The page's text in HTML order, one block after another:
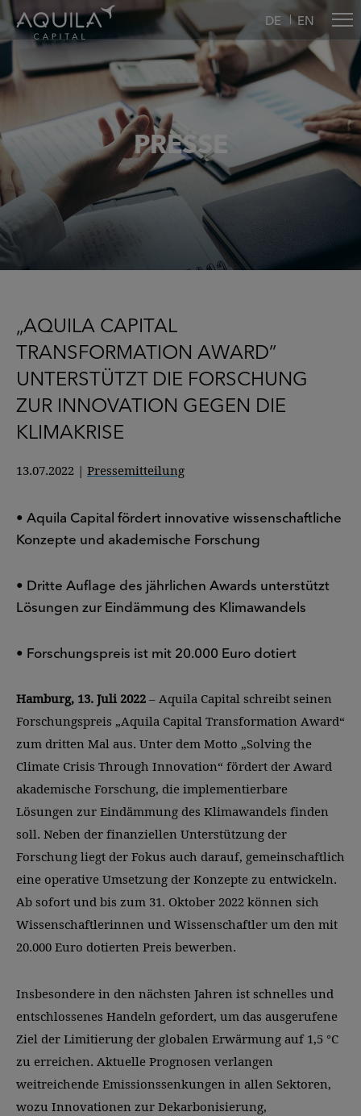
DE EN
PRESSE
„AQUILA CAPITAL
TRANSFORMATION AWARD”
UNTERSTÜTZT DIE FORSCHUNG
ZUR INNOVATION GEGEN DIE
KLIMAKRISE
13.07.2022 | Pressemitteilung
• Aquila Capital fördert innovative wissenschaftliche
Konzepte und akademische Forschung
• Dritte Auflage des jährlichen Awards unterstützt
Lösungen zur Eindämmung des Klimawandels
• Forschungspreis ist mit 20.000 Euro dotiert
Hamburg, 13. Juli 2022 – Aquila Capital schreibt seinen
Forschungspreis „Aquila Capital Transformation Award“
zum dritten Mal aus. Unter dem Motto „Solving the
Climate Crisis Through Innovation“ fördert der Award
akademische Forschung, die implementierbare
Lösungen zur Eindämmung des Klimawandels finden
soll. Neben der finanziellen Unterstützung der
Forschung liegt der Fokus auch darauf, gemeinschaftlich
eine operative Umsetzung der Konzepte zu entwickeln.
Ab sofort und bis zum 31. Oktober 2022 können sich
Wissenschaftlerinnen und Wissenschaftler um den mit
20.000 Euro dotierten Preis bewerben.
Insbesondere in den nächsten Jahren ist schnelles und
entschlossenes Handeln gefordert, um das ausgerufene
Ziel der Limitierung der globalen Erwärmung auf 1,5 °C
zu erreichen. Aktuelle Prognosen verlangen
weitreichende Emissionssenkungen in allen Sektoren,
wozu Innovationen zur Dekarbonisierung,